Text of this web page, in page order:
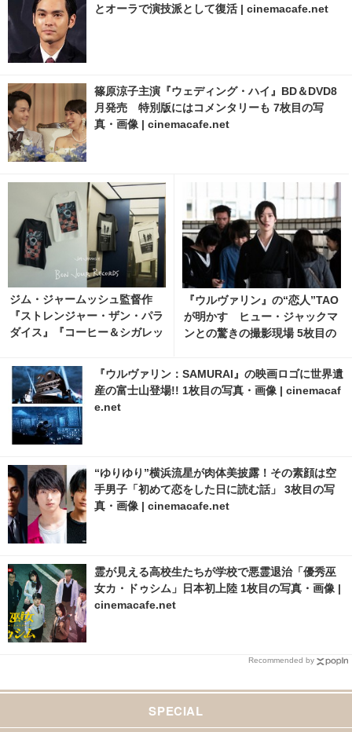
とオーラで演技派として復活 | cinemacafe.net
篠原涼子主演『ウェディング・ハイ』BD＆DVD8
月発売 特別版にはコメンタリーも 7枚目の写
真・画像 | cinemacafe.net
ジム・ジャームッシュ監督作
『ストレンジャー・ザン・パラ
ダイス』『コーヒー＆シガレッ
ャルTシャツ発売
『ウルヴァリン』の“恋人”TAO
が明かす ヒュー・ジャックマ
ンとの驚きの撮影現場 5枚目の
『ウルヴァリン：SAMURAI』の映画ロゴに世界遺
産の富士山登場!! 1枚目の写真・画像 | cinemacaf
e.net
“ゆりゆり”横浜流星が肉体美披露！その素顔は空
手男子「初めて恋をした日に読む話」 3枚目の写
真・画像 | cinemacafe.net
霊が見える高校生たちが学校で悪霊退治「優秀巫
女カ・ドゥシム」日本初上陸 1枚目の写真・画像 |
cinemacafe.net
Recommended by
SPECIAL